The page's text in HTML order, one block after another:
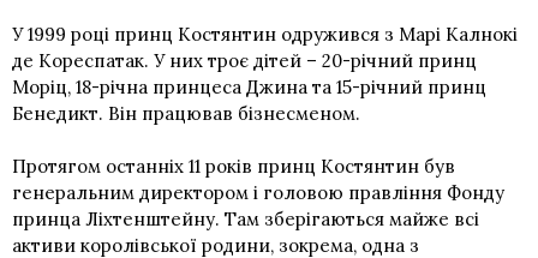
У 1999 році принц Костянтин одружився з Марі Калнокі
де Кореспатак. У них троє дітей – 20-річний принц
Моріц, 18-річна принцеса Джина та 15-річний принц
Бенедикт. Він працював бізнесменом.
Протягом останніх 11 років принц Костянтин був
генеральним директором і головою правління Фонду
принца Ліхтенштейну. Там зберігаються майже всі
активи королівської родини, зокрема, одна з